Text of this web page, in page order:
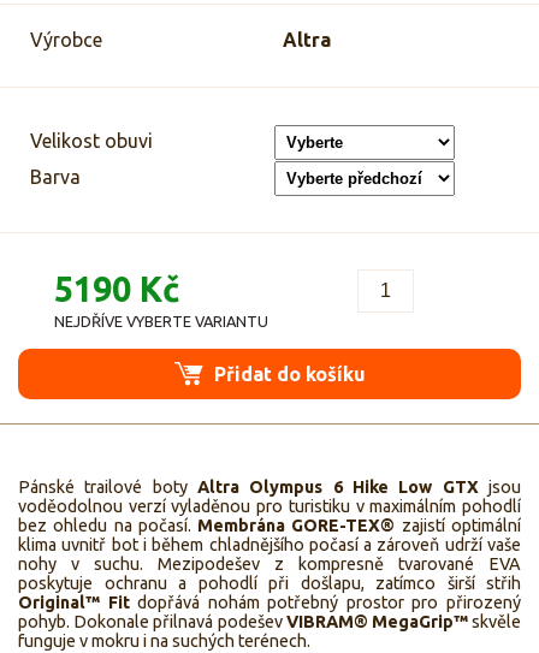
Výrobce Altra
Velikost obuvi
Barva
5190 Kč
NEJDŘÍVE VYBERTE VARIANTU
Přidat do košíku
Pánské trailové boty Altra Olympus 6 Hike Low GTXjsou
voděodolnou verzí vyladěnou pro turistiku v maximálním pohodlí
bez ohledu na počasí. Membrána GORE-TEX® zajistí optimální
klima uvnitř bot i během chladnějšího počasí a zároveň udrží vaše
nohy v suchu. Mezipodešev z kompresně tvarované EVA
poskytuje ochranu a pohodlí při došlapu, zatímco širší střih
Original™ Fitdopřává nohám potřebný prostor pro přirozený
pohyb. Dokonale přilnavá podeševVIBRAM® MegaGrip™skvěle
funguje v mokru i na suchých terénech.